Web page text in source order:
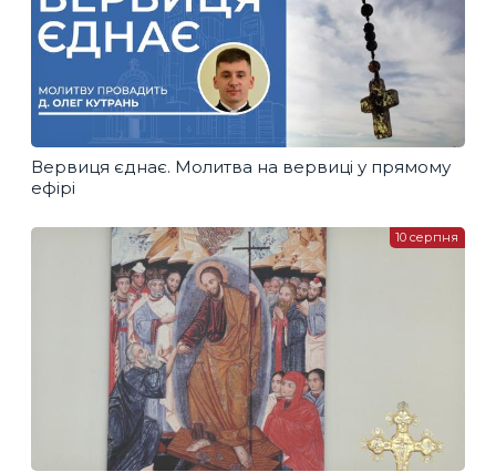
Вервиця єднає. Молитва на вервиці у прямому
ефірі
10 серпня